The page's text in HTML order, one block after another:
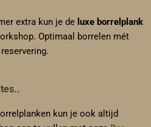
extra kun je de luxe borrelplank
Optimaal borrelen mét
kun je ook altijd